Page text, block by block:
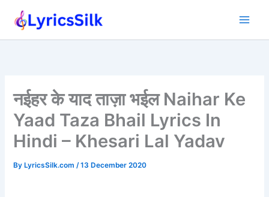
नईहर के याद ताज़ा भईल Naihar Ke
Yaad Taza Bhail Lyrics In
Hindi – Khesari Lal Yadav
ByLyricsSilk.com /13 December 2020